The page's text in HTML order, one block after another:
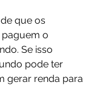
que os
paguem o
Se isso
pode ter
gerar renda para